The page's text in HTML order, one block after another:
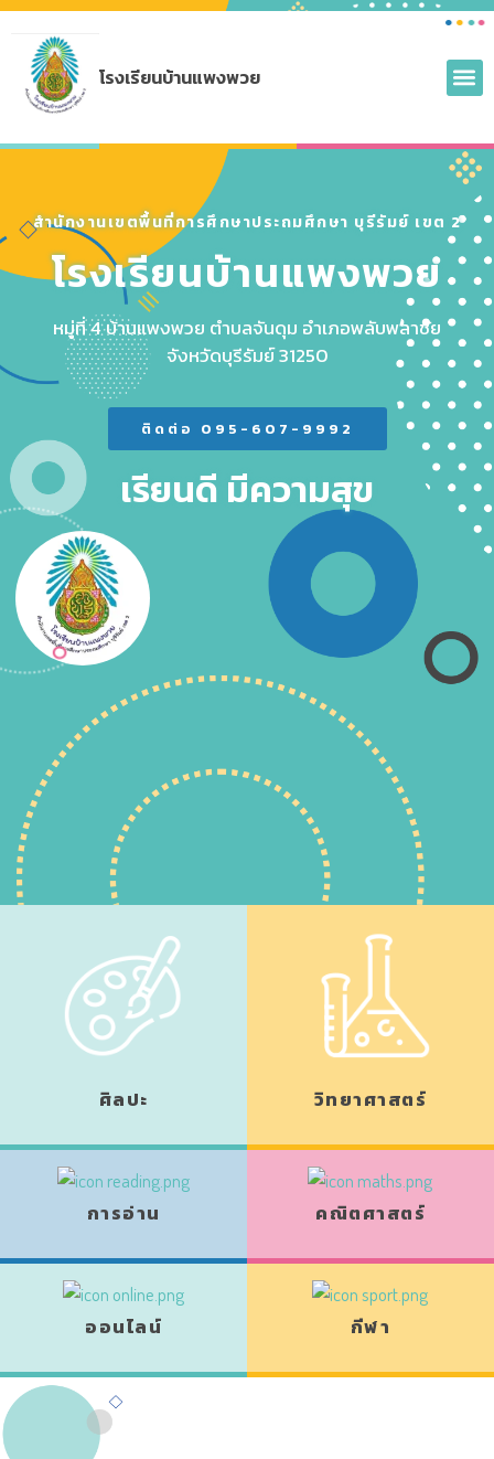
โรงเรียนบ้านแพงพวย
สำนักงานเขตพื้นที่การศึกษาประถมศึกษา บุรีรัมย์ เขต 2
โรงเรียนบ้านแพงพวย
หมู่ที่ 4 บ้านแพงพวย ตำบลจันดุม อำเภอพลับพลาชัย
จังหวัดบุรีรัมย์ 31250
ติดต่อ 095-607-9992
เรียนดี มีความสุข
ศิลปะ วิทยาศาสตร์
การอ่าน คณิตศาสตร์
ออนไลน์ กีฬา